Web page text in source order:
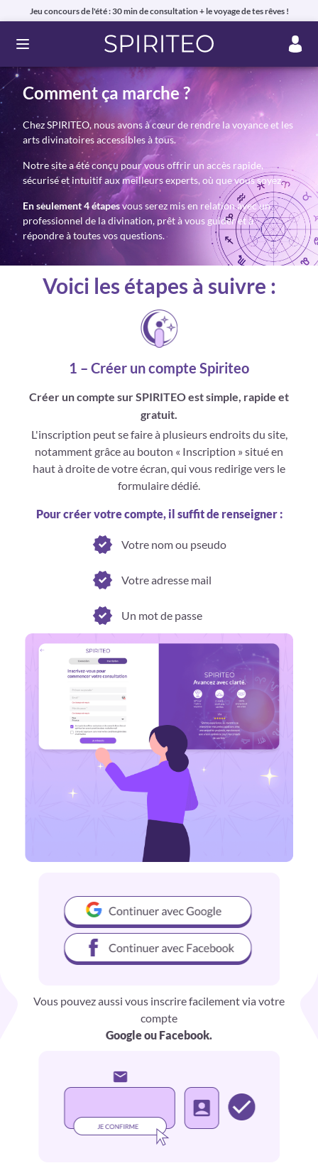
Jeu concours de l'été : 30 min de consultation + le voyage de tes rêves !
Ouvrir le menu
Comment ça marche ?
Chez SPIRITEO, nous avons à cœur de rendre la voyance et les
arts divinatoires accessibles à tous.
Notre site a été conçu pour vous offrir un accès rapide,
sécurisé et intuitif aux meilleurs experts, où que vous soyez.
En seulement 4 étapesvous serez mis en relation avec un
professionnel de la divination, prêt à vous guider et à
répondre à toutes vos questions.
Voici les étapes à suivre :
1 – Créer un compte Spiriteo
Créer un compte sur SPIRITEO est simple, rapide et
gratuit.
L'inscription peut se faire à plusieurs endroits du site,
notamment grâce au bouton « Inscription » situé en
haut à droite de votre écran, qui vous redirige vers le
formulaire dédié.
Pour créer votre compte, il suffit de renseigner :
Votre nom ou pseudo
Votre adresse mail
Un mot de passe
Vous pouvez aussi vous inscrire facilement via votre
compte
Google ou Facebook.